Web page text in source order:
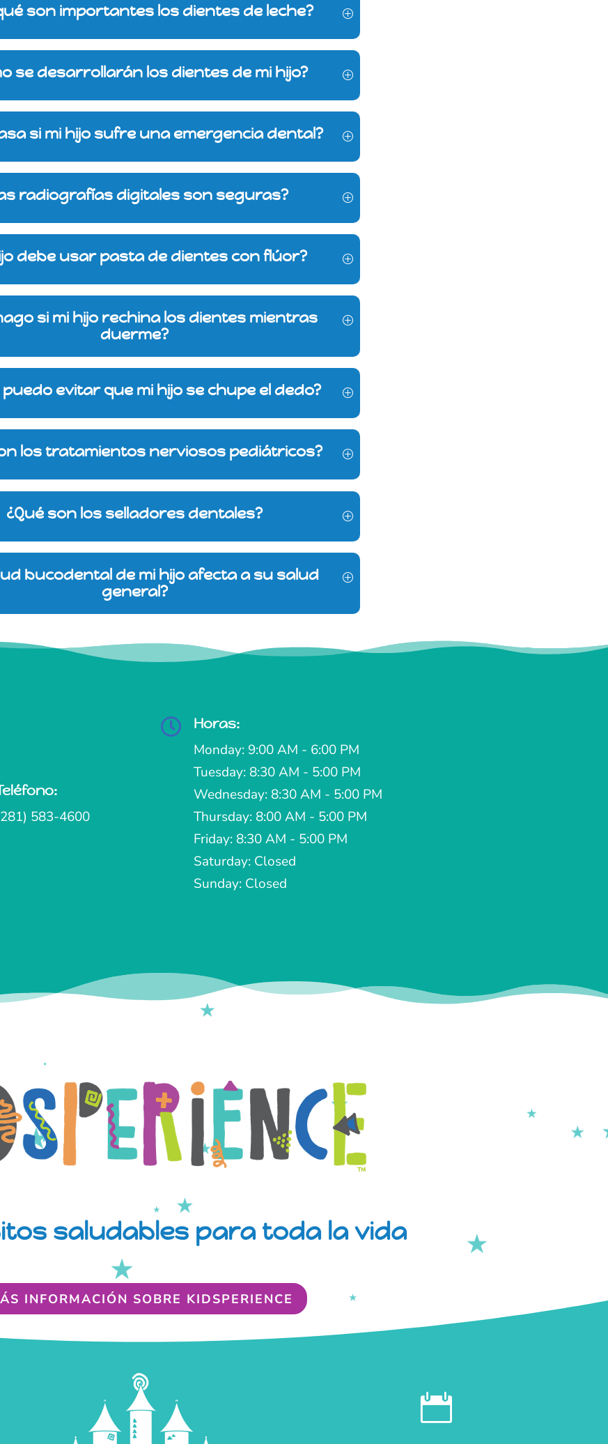
son importantes los dientes de leche?
se desarrollarán los dientes de mi hijo?
si mi hijo sufre una emergencia dental?
radiografías digitales son seguras?
debe usar pasta de dientes con flúor?
si mi hijo rechina los dientes mientras
duerme?
puedo evitar que mi hijo se chupe el dedo?
los tratamientos nerviosos pediátricos?
¿Qué son los selladores dentales?
bucodental de mi hijo afecta a su salud
general?
583-4600
 Horas:
Monday: 9:00 AM - 6:00 PM
Tuesday: 8:30 AM - 5:00 PM
Wednesday: 8:30 AM - 5:00 PM
Thursday: 8:00 AM - 5:00 PM
Friday: 8:30 AM - 5:00 PM
Saturday: Closed
Sunday: Closed
saludables para toda la vida
INFORMACIÓN SOBRE KIDSPERIENCE
